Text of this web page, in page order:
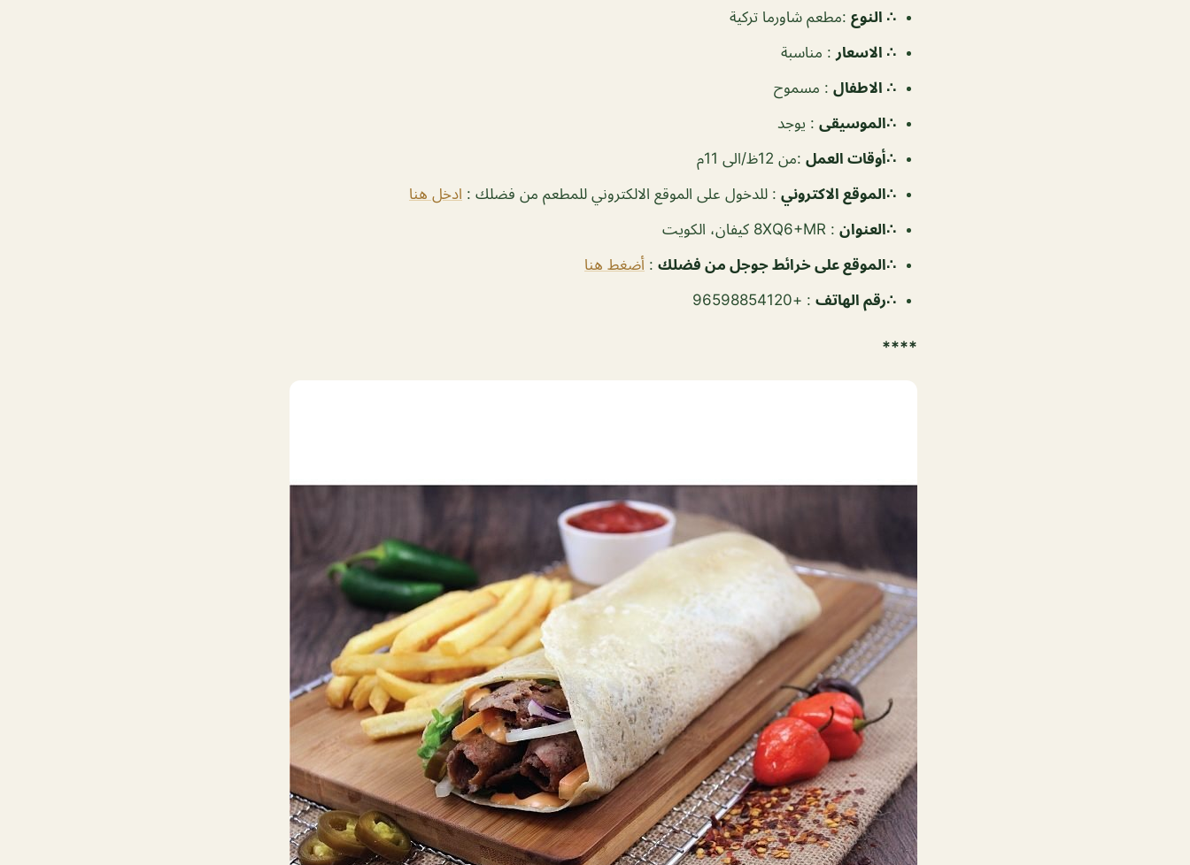
∴ النوع :مطعم شاورما تركية
∴ الاسعار : مناسبة
∴ الاطفال : مسموح
∴الموسيقى : يوجد
‏∴أوقات العمل :من 12ظ/الى 11م
∴الموقع الاكتروني : للدخول على الموقع الالكتروني للمطعم من فضلك : ادخل هنا
∴العنوان : 8XQ6+MR كيفان، الكويت
∴الموقع على خرائط جوجل من فضلك : أضغط هنا
∴رقم الهاتف : +96598854120
****